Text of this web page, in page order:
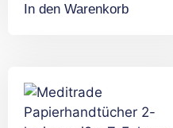
In den Warenkorb